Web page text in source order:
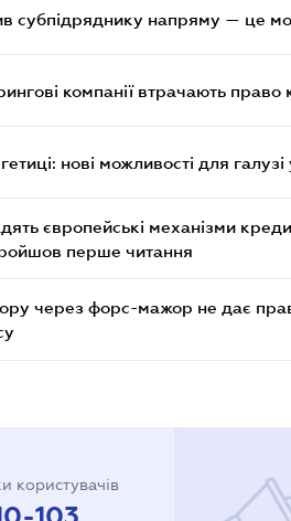
субпідряднику напряму — це
компанії втрачають право
нові можливості для галузі
європейські механізми
перше читання
через форс-мажор не дає
користувачів